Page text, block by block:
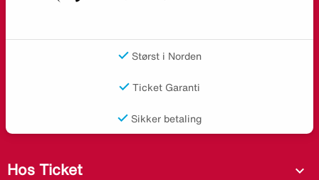
Størst i Norden
Ticket Garanti
Sikker betaling
Hos Ticket expand_more